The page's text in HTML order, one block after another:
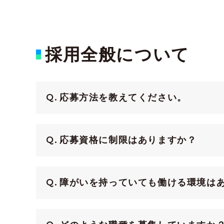
採用全般について
応募方法を教えてください。
応募資格に制限はありますか？
障がいを持っていても働ける環境は